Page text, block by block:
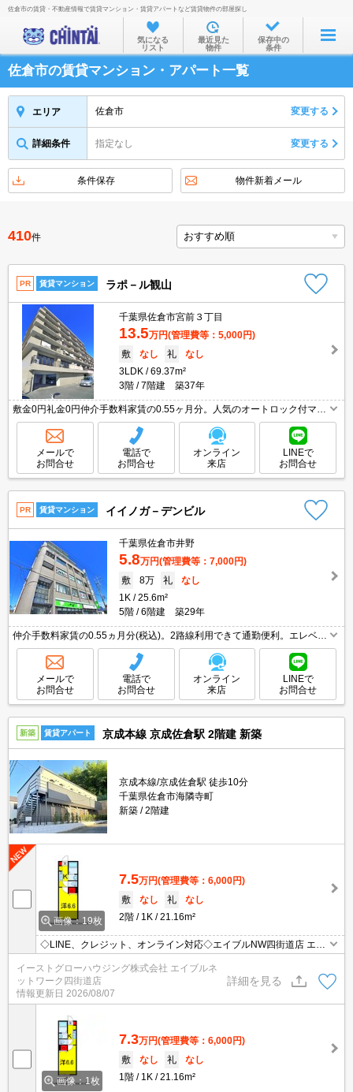
お部屋を探す
沿線・駅から
住所から
物件特集から
不動産会社から
TOP
佐倉市の賃貸・不動産情報で賃貸マンション・賃貸アパートなど賃貸物件の部屋探し
気になる
リスト
最近見た
物件
保存中の
条件
佐倉市の賃貸マンション・アパート一覧
エリア 佐倉市 変更する
詳細条件 指定なし 変更する
条件保存 物件新着メール
410件
PR 賃貸マンション ラポ－ル観山
千葉県佐倉市宮前３丁目
13.5万円(管理費等：5,000円)
敷
なし 礼
なし
3LDK
69.37m²
3階
7階建 築37年
敷金0円礼金0円仲介手数料家賃の0.55ヶ月分。人気のオートロック付マン
ション。経済的な都市ガス使用。カウンター式システムキッチン。オール
洋室。浴室乾燥機付。エレベーターあり。トランクルームあり。
メールで
お問合せ
電話で
お問合せ
オンライン
来店
LINEで
お問合せ
PR 賃貸マンション イイノガ－デンビル
千葉県佐倉市井野
5.8万円(管理費等：7,000円)
敷
8万 礼
なし
1K
25.6m²
5階
6階建 築29年
仲介手数料家賃の0.55ヵ月分(税込)。2路線利用できて通勤便利。エレベー
ターあり。清掃費実費。駅近。駅まで平坦。リブレ京成へ170m。ローソ
ンへ200m。ファミリーレストランへ350m。
メールで
お問合せ
電話で
お問合せ
オンライン
来店
LINEで
お問合せ
新築 賃貸アパート 京成本線 京成佐倉駅 2階建 新築
京成本線/京成佐倉駅 徒歩10分
千葉県佐倉市海隣寺町
新築
2階建
画像：19枚
7.5万円(管理費等：6,000円)
敷
なし 礼
なし
2階
1K 21.16m²
◇LINE、クレジット、オンライン対応◇エイブルNW四街道店 エア
コン付き。温水洗浄便座付き。浴室乾燥機付。
イーストグローハウジング株式会社 エイブルネ
ットワーク四街道店
情報更新日 2026/08/07
詳細を見る
画像：1枚
7.3万円(管理費等：6,000円)
敷
なし 礼
なし
1階
1K 21.16m²